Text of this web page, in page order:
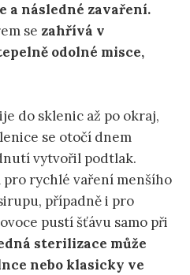
a následné zavaření.
se zahřívá v
odolné misce,
do sklenic až po okraj,
se otočí dnem
vytvořil podtlak.
rychlé vaření menšího
případně i pro
pustí šťávu samo při
sterilizace může
nebo klasicky ve